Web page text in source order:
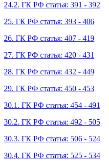
24.2. ГК РФ статья: 391 - 392
25. ГК РФ статья: 393 - 406
26. ГК РФ статья: 407 - 419
27. ГК РФ статья: 420 - 431
28. ГК РФ статья: 432 - 449
29. ГК РФ статья: 450 - 453
30.1. ГК РФ статья: 454 - 491
30.2. ГК РФ статья: 492 - 505
30.3. ГК РФ статья: 506 - 524
30.4. ГК РФ статья: 525 - 534